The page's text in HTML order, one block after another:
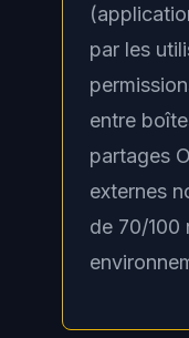
par les
entre
partages
externes
de 70/100